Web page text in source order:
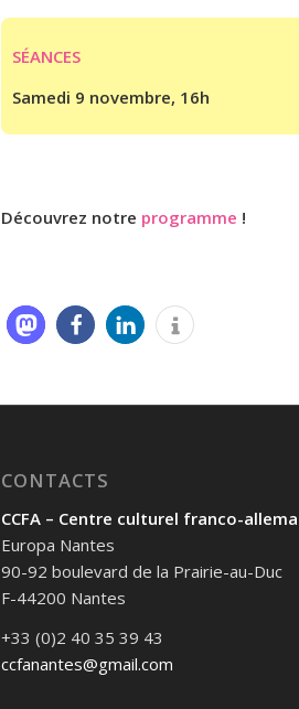
SÉANCES
Samedi 9 novembre, 16h
Découvrez notre programme !
CONTACTS
CCFA – Centre culturel franco-
Europa Nantes
90-92 boulevard de la Prairie-au-Duc
F-44200 Nantes
+33 (0)2 40 35 39 43
ccfanantes@gmail.com